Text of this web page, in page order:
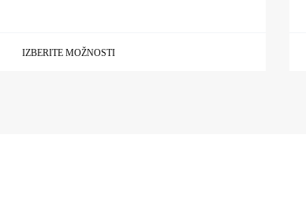
IZBERITE MOŽNOSTI